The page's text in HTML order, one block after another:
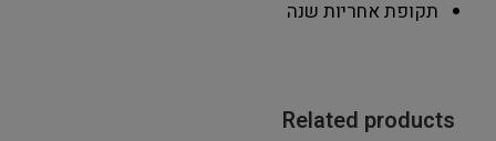
תקופת אחריות שנה
Related products